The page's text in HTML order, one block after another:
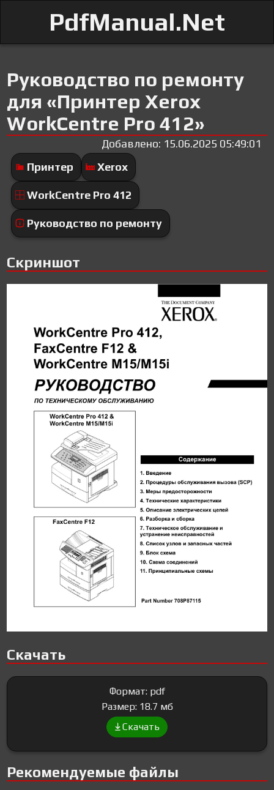
PdfManual.Net
Руководство по ремонту
для «Принтер Xerox
WorkCentre Pro 412»
Добавлено: 15.06.2025 05:49:01
Принтер
Xerox
WorkCentre Pro 412
Руководство по ремонту
Скриншот
Скачать
Формат: pdf
Размер: 18.7 мб
Скачать
Рекомендуемые файлы